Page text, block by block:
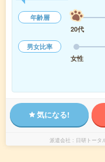
年齢層
20代
男女比率
女性
気になる!
派遣会社 日研トータ